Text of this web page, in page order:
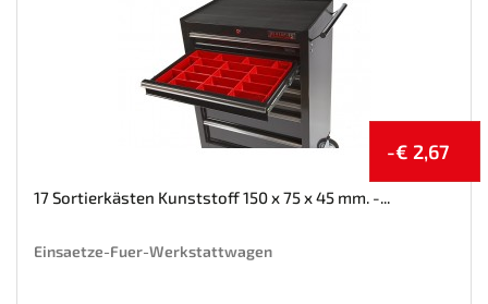
-€ 2,67
17 Sortierkästen Kunststoff 150 x 75 x 45 mm. -...
Einsaetze-Fuer-Werkstattwagen